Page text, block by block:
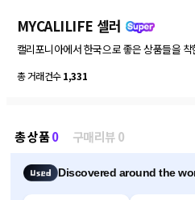
MYCALILIFE 셀러
캘리포니아에서 한국으로 좋은 상품들을
총 거래건수1,331
총 상품0 구매리뷰 0
Discovered around the